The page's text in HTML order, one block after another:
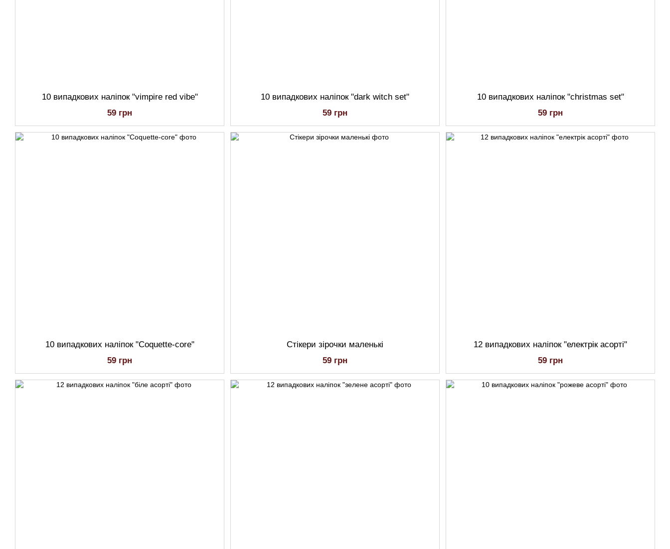
10 випадкових наліпок "vimpire red vibe"
59 грн
10 випадкових наліпок "dark witch set"
59 грн
10 випадкових наліпок "christmas set"
59 грн
10 випадкових наліпок "Coquette-core"
59 грн
Стікери зірочки маленькі
59 грн
12 випадкових наліпок "електрік асорті"
59 грн